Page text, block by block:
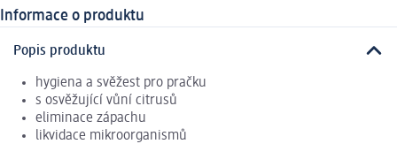
Informace o produktu
Popis produktu
hygiena a svěžest pro pračku
s osvěžující vůní citrusů
eliminace zápachu
likvidace mikroorganismů